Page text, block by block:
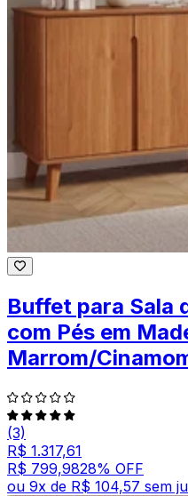
Buffet para Sala
com Pés em
Marrom/
(3)
R$ 1.317,61
R$ 799,9828% OFF
ou 9x de R$ 104,57 sem